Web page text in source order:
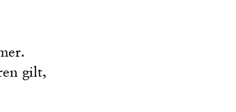
gilt,